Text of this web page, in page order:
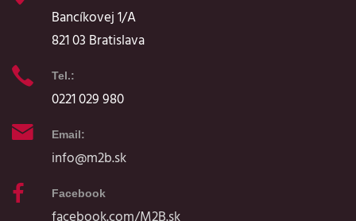
Bancíkovej 1/A
821 03 Bratislava
Tel.:
0221 029 980
Email:
info@m2b.sk
Facebook
facebook.com/M2B.sk